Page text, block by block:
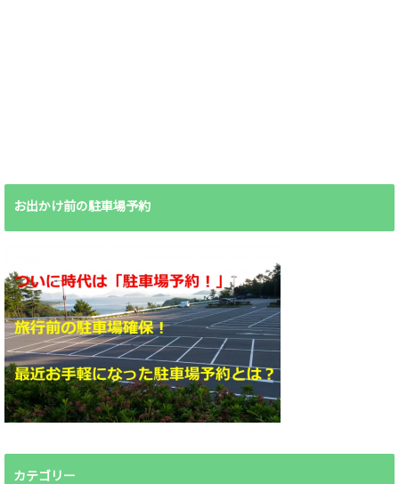
お出かけ前の駐車場予約
カテゴリー